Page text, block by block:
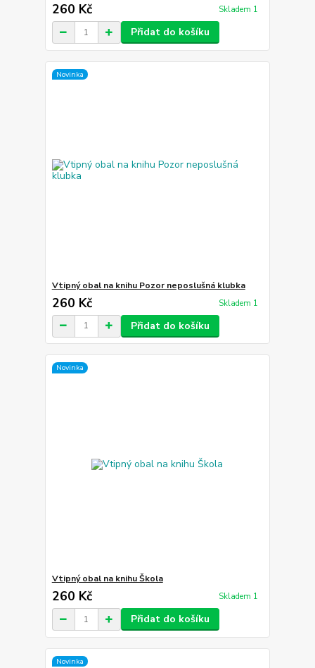
260 Kč Skladem 1
Přidat do košíku
Novinka
Vtipný obal na knihu Pozor neposlušná klubka
260 Kč Skladem 1
Přidat do košíku
Novinka
Vtipný obal na knihu Škola
260 Kč Skladem 1
Přidat do košíku
Novinka